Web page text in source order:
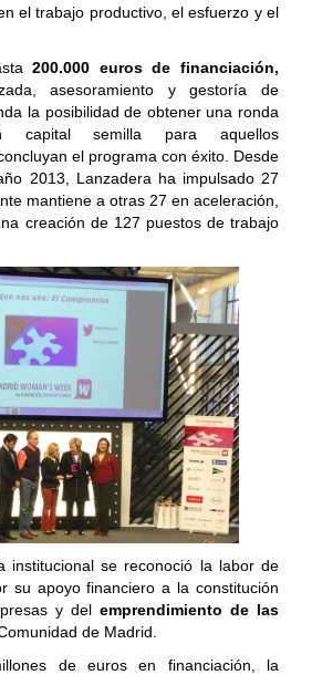
el trabajo productivo, el esfuerzo y el
200.000 euros de financiación,
asesoramiento y gestoría de
la posibilidad de obtener una ronda
capital semilla para aquellos
el programa con éxito. Desde
2013, Lanzadera ha impulsado 27
mantiene a otras 27 en aceleración,
creación de 127 puestos de trabajo
institucional se reconoció la labor de
su apoyo financiero a la constitución
y del emprendimiento de las
de Madrid.
de euros en financiación, la